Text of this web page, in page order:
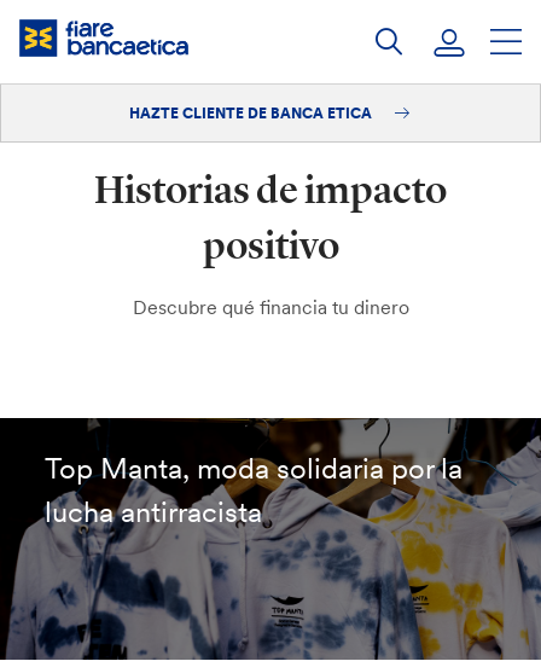
Saltar
Hazte cliente
HAZTE CLIENTE DE BANCA ETICA
Historias de impacto
positivo
Descubre qué financia tu dinero
Top Manta, moda solidaria por la
lucha antirracista